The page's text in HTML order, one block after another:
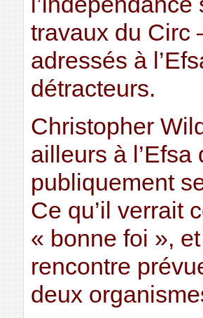
travaux du Circ
adressés à
détracteurs.
Christopher
ailleurs à l’Efsa
publiquement
Ce qu’il verrait
« bonne foi »,
rencontre
deux